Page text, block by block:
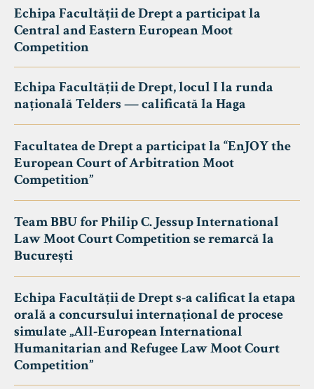
Echipa Facultății de Drept a participat la
Central and Eastern European Moot
Competition
Echipa Facultății de Drept, locul I la runda
națională Telders — calificată la Haga
Facultatea de Drept a participat la “EnJOY the
European Court of Arbitration Moot
Competition”
Team BBU for Philip C. Jessup International
Law Moot Court Competition se remarcă la
București
Echipa Facultății de Drept s-a calificat la etapa
orală a concursului internațional de procese
simulate „All-European International
Humanitarian and Refugee Law Moot Court
Competition”